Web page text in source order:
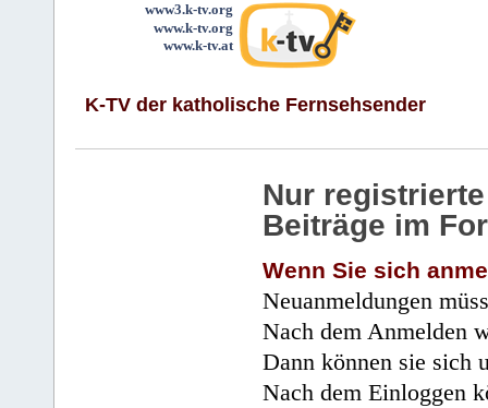
www3.k-tv.org
www.k-tv.org
www.k-tv.at
K-TV der katholische Fernsehsender
Nur
Beiträge im
Wenn Sie sich
Neuanmeldungen
Nach dem Anmelden
Dann können sie sich
Nach dem Einloggen